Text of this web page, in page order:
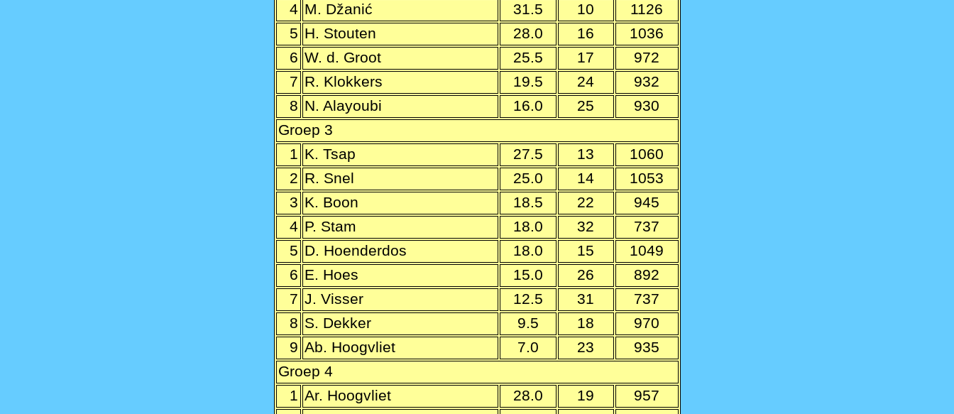
4 M. Džanić 31.5 10
1126
5 H. Stouten 28.0 16
1036
6 W. d. Groot 25.5 17
972
7 R. Klokkers 19.5 24
932
8 N. Alayoubi 16.0 25
930
Groep 3
1 K. Tsap 27.5 13
1060
2 R. Snel 25.0 14
1053
3 K. Boon 18.5 22
945
4 P. Stam 18.0 32
737
5 D. Hoenderdos 18.0 15
1049
6 E. Hoes 15.0 26
892
7 J. Visser 12.5 31
737
8 S. Dekker 9.5 18
970
9 Ab. Hoogvliet 7.0 23
935
Groep 4
1 Ar. Hoogvliet 28.0 19
957